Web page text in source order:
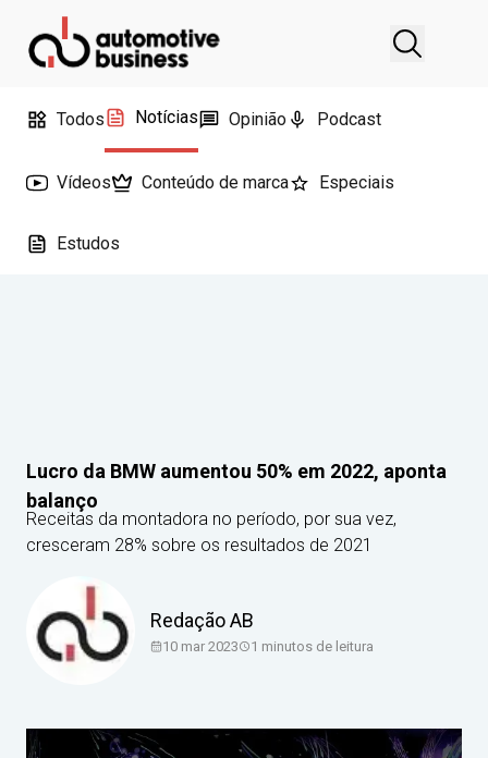
Todos Notícias Opinião Podcast
Vídeos Conteúdo de marca Especiais
Estudos
Lucro da BMW aumentou 50% em 2022, aponta
balanço
Receitas da montadora no período, por sua vez,
cresceram 28% sobre os resultados de 2021
Redação AB
10 mar 2023 1 minutos de leitura